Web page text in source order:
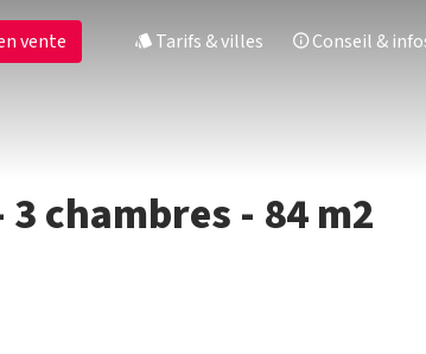
vente Tarifs & villes Conseil &
chambres - 84 m2